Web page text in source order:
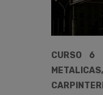
CURSO 6